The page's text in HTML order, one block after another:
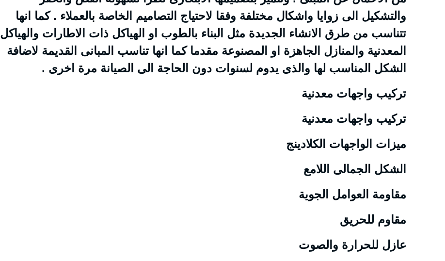
والتشكيل الى زوايا واشكال مختلفة وفقا لاحتياج التصاميم الخاصة بالعملاء . كما انها
تتناسب من طرق الانشاء الجديدة مثل البناء بالطوب او الهياكل ذات الاطارات والهياكل
المعدنية والمنازل الجاهزة او المصنوعة مقدما كما انها تناسب المبانى القديمة لاضافة
الشكل المناسب لها والذى يدوم لسنوات دون الحاجة الى الصيانة مرة اخرى .
تركيب واجهات معدنية
تركيب واجهات معدنية
ميزات الواجهات الكلادينج
الشكل الجمالى اللامع
مقاومة العوامل الجوية
مقاوم للحريق
عازل للحرارة والصوت